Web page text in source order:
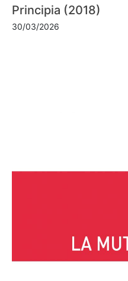
Principia (2018)
30/03/2026